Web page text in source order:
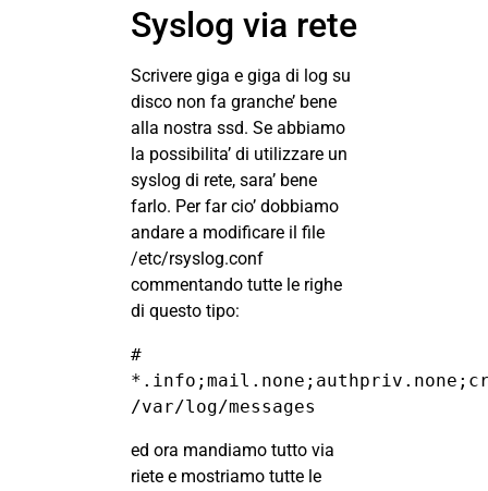
Syslog via rete
Scrivere giga e giga di log su
disco non fa granche’ bene
alla nostra ssd. Se abbiamo
la possibilita’ di utilizzare un
syslog di rete, sara’ bene
farlo. Per far cio’ dobbiamo
andare a modificare il file
/etc/rsyslog.conf
commentando tutte le righe
di questo tipo:
#
/var/log/messages
ed ora mandiamo tutto via
riete e mostriamo tutte le